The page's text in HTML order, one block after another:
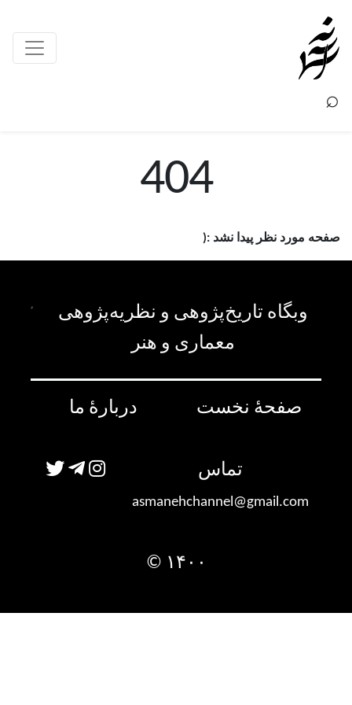
×
⌕
404
صفحه مورد نظر پیدا نشد :(
وبگاه تاریخ‌پژوهی و نظریه‌پژوهی
معماری و هنر
صفحۀ نخست دربارۀ ما
تماس
asmanehchannel@gmail.com
۱۴۰۰ ©